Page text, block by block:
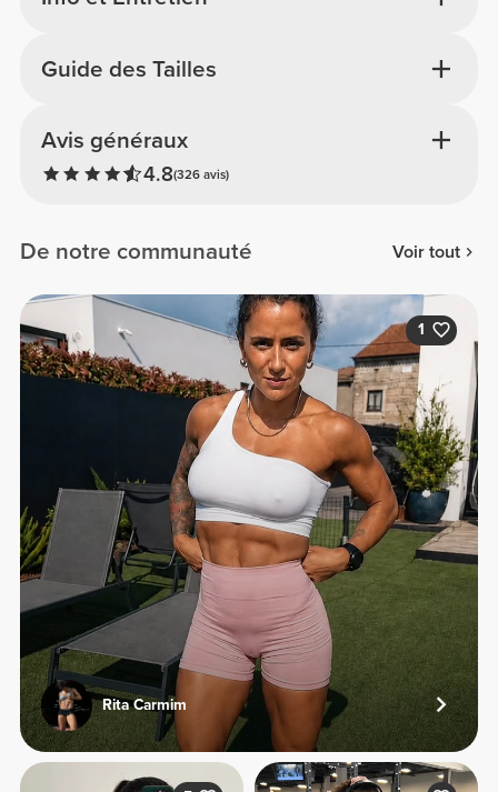
Avis généraux
4.8(326 avis)
Guide des Tailles
De notre communauté Voir tout
1
Rita Carmim